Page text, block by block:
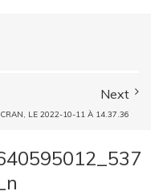
Next
LE 2022-10-11 À 14.37.36